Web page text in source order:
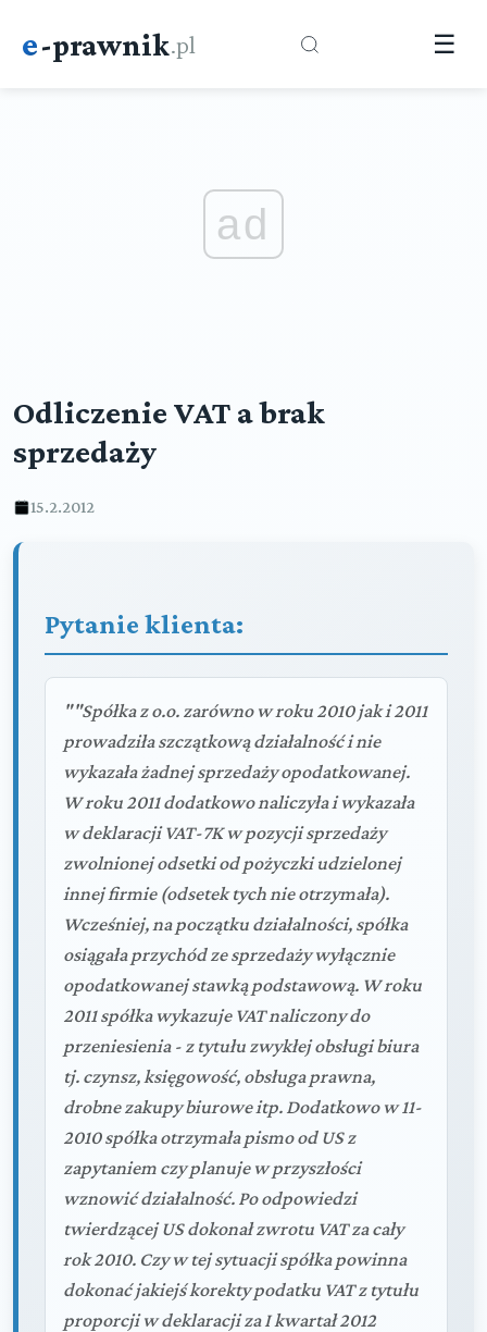
e-prawnik.pl ☰
ad
Odliczenie VAT a brak
sprzedaży
15.2.2012
Pytanie klienta:
""Spółka z o.o. zarówno w roku 2010 jak i 2011
prowadziła szczątkową działalność i nie
wykazała żadnej sprzedaży opodatkowanej.
W roku 2011 dodatkowo naliczyła i wykazała
w deklaracji VAT-7K w pozycji sprzedaży
zwolnionej odsetki od pożyczki udzielonej
innej firmie (odsetek tych nie otrzymała).
Wcześniej, na początku działalności, spółka
osiągała przychód ze sprzedaży wyłącznie
opodatkowanej stawką podstawową. W roku
2011 spółka wykazuje VAT naliczony do
przeniesienia - z tytułu zwykłej obsługi biura
tj. czynsz, księgowość, obsługa prawna,
drobne zakupy biurowe itp. Dodatkowo w 11-
2010 spółka otrzymała pismo od US z
zapytaniem czy planuje w przyszłości
wznowić działalność. Po odpowiedzi
twierdzącej US dokonał zwrotu VAT za cały
rok 2010. Czy w tej sytuacji spółka powinna
dokonać jakiejś korekty podatku VAT z tytułu
proporcji w deklaracji za I kwartał 2012